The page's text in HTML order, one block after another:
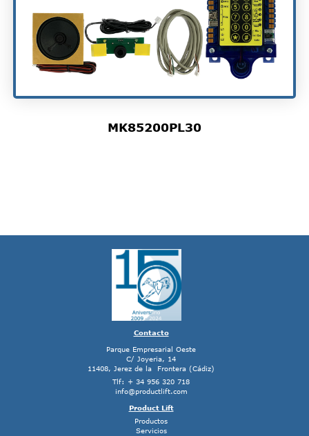
MK85200PL30
Contacto
Parque Empresarial Oeste
C/ Joyeria, 14
11408, Jerez de la Frontera (Cádiz)
Tlf: + 34 956 320 718
info@productlift.com
Product Lift
Productos
Servicios